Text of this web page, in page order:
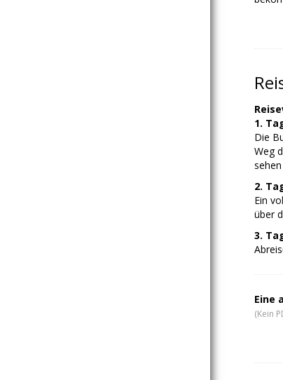
1.
Die
Weg
2.
Ein
über
3.
Eine
(Kein